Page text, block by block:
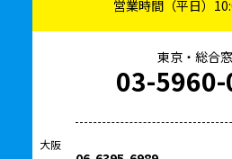
営業時間（平日）
東京・総合
03-
大阪